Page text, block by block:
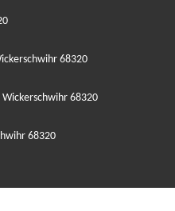
68320
68320
68320